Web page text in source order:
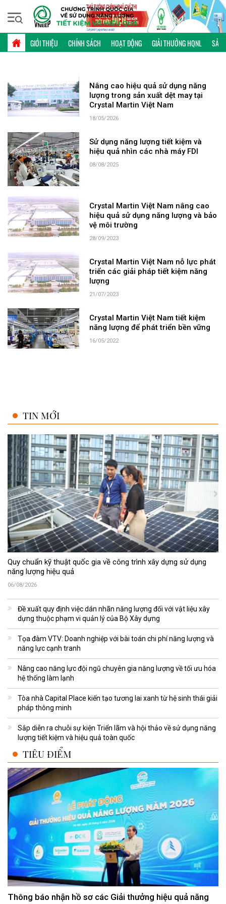
GIỚI THIỆU CHÍNH SÁCH HOẠT ĐỘNG GIẢI THƯỞNG HQNL SẢN
Thứ năm, 06/08/2026 | 15:39 GMT+7
TỪ KHÓA: CRYSTAL MARTIN
Nâng cao hiệu quả sử dụng năng
lượng trong sản xuất dệt may tại
Crystal Martin Việt Nam
18/05/2026
Sử dụng năng lượng tiết kiệm và
hiệu quả nhìn các nhà máy FDI
08/08/2025
Crystal Martin Việt Nam nâng cao
hiệu quả sử dụng năng lượng và bảo
vệ môi trường
28/09/2023
Crystal Martin Việt Nam nỗ lực phát
triển các giải pháp tiết kiệm năng
lượng
21/07/2023
Crystal Martin Việt Nam tiết kiệm
năng lượng để phát triển bền vững
16/05/2022
TIN MỚI
Quy chuẩn kỹ thuật quốc gia về công trình xây dựng sử dụng
năng lượng hiệu quả
06/08/2026
Đề xuất quy định việc dán nhãn năng lượng đối với vật liệu xây
dựng thuộc phạm vi quản lý của Bộ Xây dựng
Tọa đàm VTV: Doanh nghiệp với bài toán chi phí năng lượng và
năng lực cạnh tranh
Nâng cao năng lực đội ngũ chuyên gia năng lượng về tối ưu hóa
hệ thống làm lạnh
Tòa nhà Capital Place kiến tạo tương lai xanh từ hệ sinh thái giải
pháp thông minh
Sắp diễn ra chuỗi sự kiện Triển lãm và hội thảo về sử dụng năng
lượng tiết kiệm và hiệu quả toàn quốc
TIÊU ĐIỂM
Thông báo nhận hồ sơ các Giải thưởng hiệu quả năng